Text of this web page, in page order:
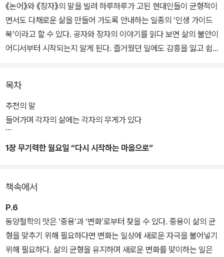
《논어》와 《장자》의 말을 빌려 하루하루가 고된 현대인들이 균형적이
면서도 다채로운 삶을 만들어 가도록 안내하는 일종의 ‘인생 가이드
북’이라고 할 수 있다. 공자와 장자의 이야기를 읽다 보면 삶의 불안이
어디서부터 시작되는지 알게 된다. 즐거웠던 일에도 감흥을 잃고 쉽
명한 사람은 중용과 변화를 통해 삶의 무게를 분산함으로써 하루하루
의 균형을 맞추어 간다.
《논어》와 《장자》를 함께 읽어야 하는 이유도 균형에 있다. 동양철학
의 양대 산맥인 유가 철학과 도가 철학을 함께 읽으면 동양철학은 진
장을 해소해 보자. 삶에 필요한 중용과 변화를 불러일으킬 것이다.
목차
추천의 말
들어가며 각자의 삶에는 각자의 무게가 있다
1장 무기력한 월요일 “다시 시작하는 마음으로”
책속에서
P.6
동양철학의 맛은 ‘중용’과 ‘변화’로부터 찾을 수 있다. 중용이 삶의 균
형을 맞추기 위해 필요하다면 변화는 일상에 새로운 자극을 불어넣기
위해 필요하다. 삶의 균형을 유지하며 새로운 변화를 맞이하는 일은